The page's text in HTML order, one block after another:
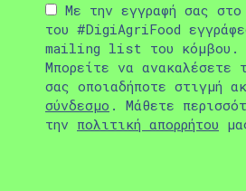
Με την εγγραφή σας
του #DigiAgriFood
mailing list του κόμβου.
Μπορείτε να ανακαλέσετε
σας οποιαδήποτε στιγμή
σύνδεσμο . Μάθετε
την πολιτική απορρήτου